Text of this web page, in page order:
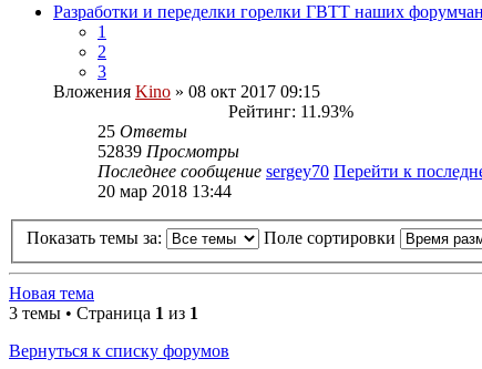
Разработки и переделки горелки ГВТТ наших форумчан
1
2
3
Вложения Kino » 08 окт 2017 09:15
Рейтинг: 11.93%
25 Ответы
52839 Просмотры
Последнее сообщение sergey70 Перейти к
20 мар 2018 13:44
Показать темы за: Поле сортировки
Новая тема
3 темы • Страница 1 из 1
Вернуться к списку форумов